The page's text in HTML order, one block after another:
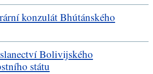
konzulát Bhútánského
Bolivijského
státu